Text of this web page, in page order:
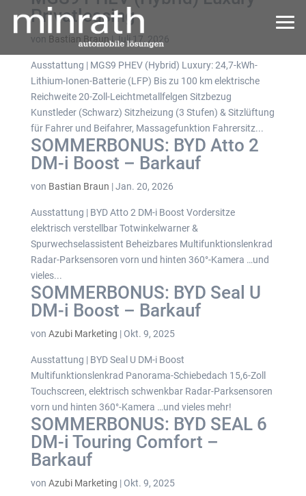
Privatleasing
von Bastian Braun|Juli 17, 2026
Ausstattung | MGS9 PHEV (Hybrid) Luxury: 24,7-kWh-
Lithium-Ionen-Batterie (LFP) Bis zu 100 km elektrische
Reichweite 20-Zoll-Leichtmetallfelgen Sitzbezug
Kunstleder (Schwarz) Sitzheizung (3 Stufen) & Sitzlüftung
für Fahrer und Beifahrer, Massagefunktion Fahrersitz...
SOMMERBONUS: BYD Atto 2
DM-i Boost – Barkauf
von Bastian Braun |Jan. 20, 2026
Ausstattung | BYD Atto 2 DM-i Boost Vordersitze
elektrisch verstellbar Totwinkelwarner &
Spurwechselassistent Beheizbares Multifunktionslenkrad
Radar-Parksensoren vorn und hinten 360°-Kamera …und
vieles...
SOMMERBONUS: BYD Seal U
DM-i Boost – Barkauf
von Azubi Marketing | Okt. 9, 2025
Ausstattung | BYD Seal U DM-i Boost
Multifunktionslenkrad Panorama-Schiebedach 15,6-Zoll
Touchscreen, elektrisch schwenkbar Radar-Parksensoren
vorn und hinten 360°-Kamera …und vieles mehr!
SOMMERBONUS: BYD SEAL 6
DM-i Touring Comfort –
Barkauf
von Azubi Marketing | Okt. 9, 2025